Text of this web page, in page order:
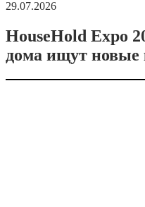
29.07.2026
HouseHold Expo
дома ищут новые